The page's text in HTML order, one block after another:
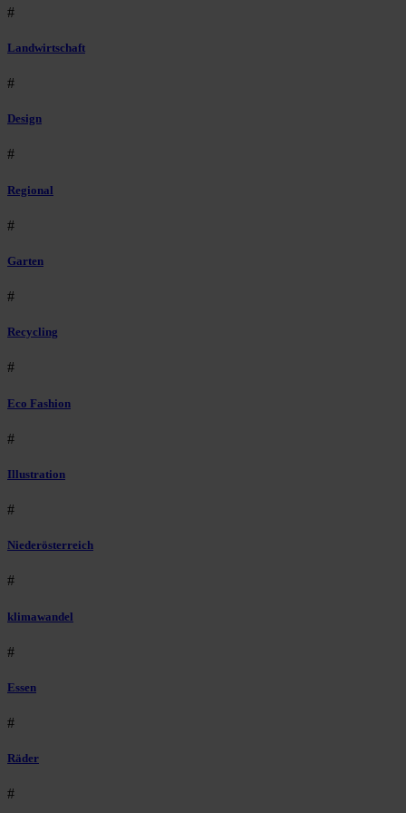
#
Landwirtschaft
#
Design
#
Regional
#
Garten
#
Recycling
#
Eco Fashion
#
Illustration
#
Niederösterreich
#
klimawandel
#
Essen
#
Räder
#